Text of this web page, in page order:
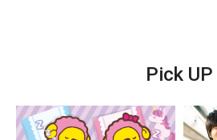
キッズアイテム取扱店
ガールズ 110cm-160cm
Pick UP